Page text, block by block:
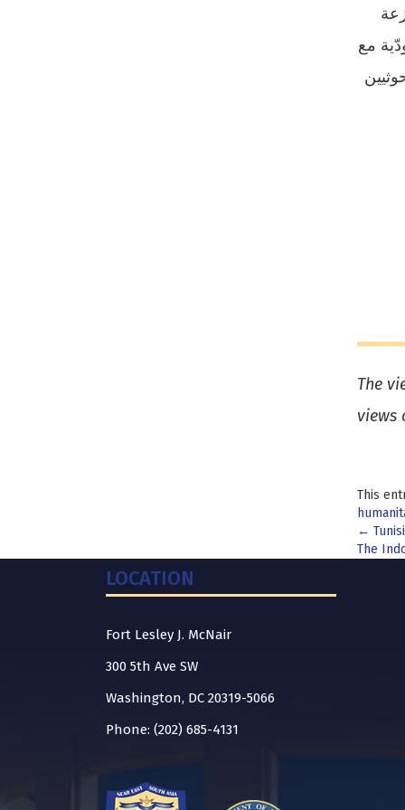
مع
The
views
This
←
The
LOCATION
Fort Lesley J. McNair
300 5th Ave SW
Washington, DC 20319-5066
Phone: (202) 685-4131